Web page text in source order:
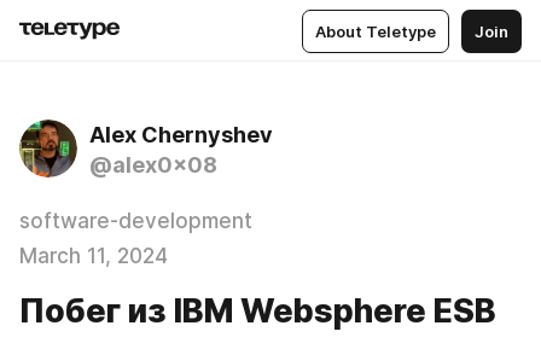
About Teletype Join
Alex Chernyshev
@alex0x08
software-development
March 11, 2024
Побег из IBM Websphere ESB